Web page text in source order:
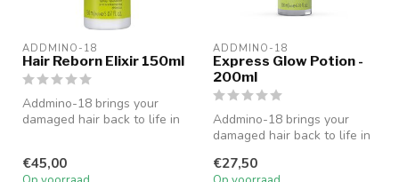
ADDMINO-18
Hair Reborn Elixir 150ml
Addmino-18 brings your
damaged hair back to life in
€45,00
ADDMINO-18
Express Glow Potion -
200ml
Addmino-18 brings your
damaged hair back to life in
nieuwste...
€27,50